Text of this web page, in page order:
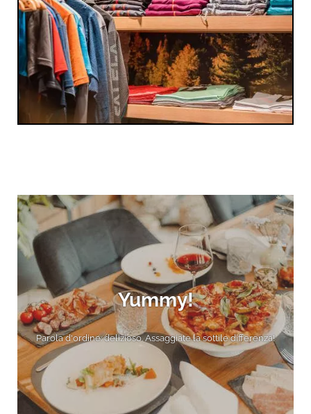
Yummy!
Parola d'ordine: delizioso. Assaggiate la sottile differenza!